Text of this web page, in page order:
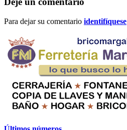
Para dejar su comentario identifíquese